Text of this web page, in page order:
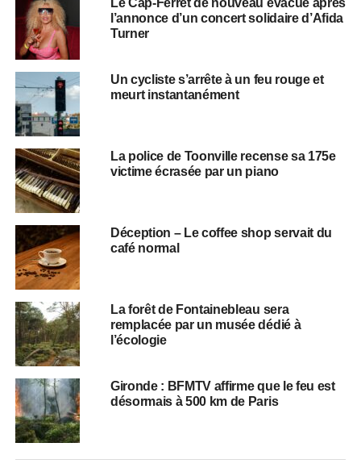
Le Cap-Ferret de nouveau évacué après
l’annonce d’un concert solidaire d’Afida
Turner
Un cycliste s’arrête à un feu rouge et
meurt instantanément
La police de Toonville recense sa 175e
victime écrasée par un piano
Déception – Le coffee shop servait du
café normal
La forêt de Fontainebleau sera
remplacée par un musée dédié à
l’écologie
Gironde : BFMTV affirme que le feu est
désormais à 500 km de Paris